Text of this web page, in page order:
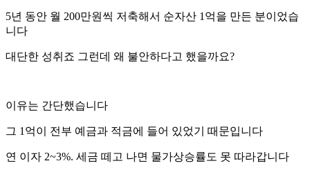
5년 동안 월 200만원씩 저축해서 순자산 1억을 만든 분이었습
니다
대단한 성취죠 그런데 왜 불안하다고 했을까요?
이유는 간단했습니다
그 1억이 전부 예금과 적금에 들어 있었기 때문입니다
연 이자 2~3%. 세금 떼고 나면 물가상승률도 못 따라갑니다